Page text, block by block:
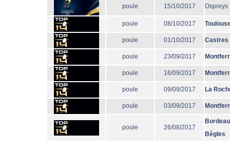
poule 15/10/2017 Ospreys
poule 08/10/2017
poule 01/10/2017 Castres
poule 23/09/2017
poule 16/09/2017
poule 09/09/2017 La
poule 03/09/2017
poule 26/08/2017
Bègles